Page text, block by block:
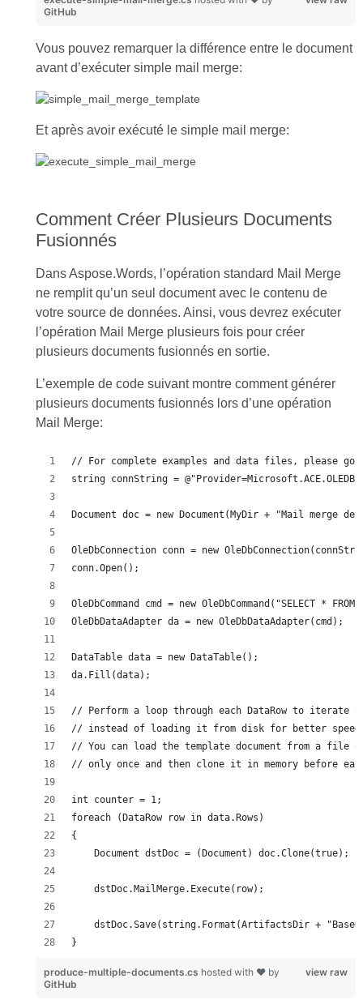
GitHub
Vous pouvez remarquer la différence entre le document
avant d’exécuter simple mail merge:
Et après avoir exécuté le simple mail merge:
Comment Créer Plusieurs Documents
Fusionnés
Dans Aspose.Words, l’opération standard Mail Merge
ne remplit qu’un seul document avec le contenu de
votre source de données. Ainsi, vous devrez exécuter
l’opération Mail Merge plusieurs fois pour créer
plusieurs documents fusionnés en sortie.
L’exemple de code suivant montre comment générer
plusieurs documents fusionnés lors d’une opération
Mail Merge:
}
view raw
produce-multiple-documents.cs hosted with ❤ by
GitHub